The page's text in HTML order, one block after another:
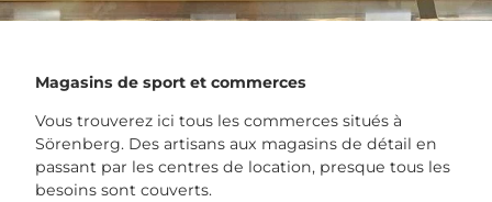
Magasins de sport et commerces
Vous trouverez ici tous les commerces situés à
Sörenberg. Des artisans aux magasins de détail en
passant par les centres de location, presque tous les
besoins sont couverts.